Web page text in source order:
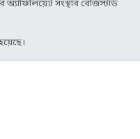
সংস্থার রেজিস্টার্ড